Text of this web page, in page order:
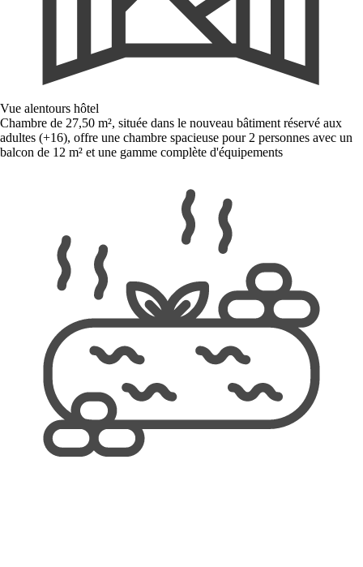
Vue alentours hôtel
Chambre de 27,50 m², située dans le nouveau bâtiment réservé aux
adultes (+16), offre une chambre spacieuse pour 2 personnes avec un
balcon de 12 m² et une gamme complète d'équipements